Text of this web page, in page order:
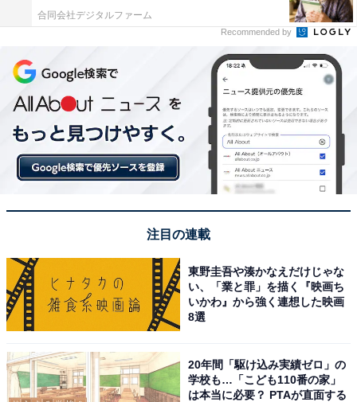
ます。たっぷりかかったチョコパウダーも効いていてい
っぱい食べたくなってしまいますが、これはラテを楽し
むためのもの。ひとくちで我慢しましょう（笑）。
ホイップが濃厚なエスプレッソに溶けると……ま
合同会社デジタルファーム
Recommended by
注目の連載
東野圭吾や湊かなえだけじゃな
い、「業と罪」を描く『映画ち
いかわ』から強く連想した映画
8選
20年間「駆け込み実績ゼロ」の
学校も…「こども110番の家」
は本当に必要？ PTAが直面する